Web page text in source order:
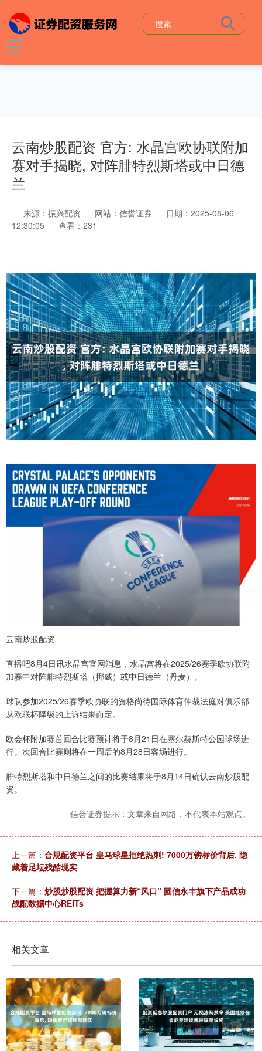
云南炒股配资 官方: 水晶宫欧协联附加
赛对手揭晓, 对阵腓特烈斯塔或中日德
兰
来源：振兴配资 网站：信誉证券
日期：2025-08-06
12:30:05
查看：231
云南炒股配资
直播吧8月4日讯水晶宫官网消息，水晶宫将在2025/26赛季欧协联附
加赛中对阵腓特烈斯塔（挪威）或中日德兰（丹麦）。
球队参加2025/26赛季欧协联的资格尚待国际体育仲裁法庭对俱乐部
从欧联杯降级的上诉结果而定。
欧会杯附加赛首回合比赛预计将于8月21日在塞尔赫斯特公园球场进
行。次回合比赛则将在一周后的8月28日客场进行。
腓特烈斯塔和中日德兰之间的比赛结果将于8月14日确认云南炒股配
资。
信誉证券提示：文章来自网络，不代表本站观点。
上一篇： 合规配资平台 皇马球星拒绝热刺! 7000万镑标价背后, 隐
藏着足坛残酷现实
下一篇： 炒股炒股配资 把握算力新“风口” 圆信永丰旗下产品成功
战配数据中心REITs
相关文章